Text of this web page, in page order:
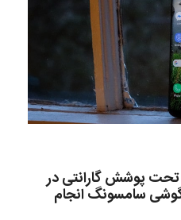
تحت پوشش گارانتی در
سامسونگ انجام